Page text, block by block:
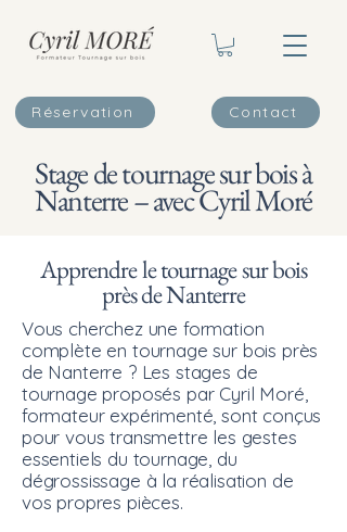
Contact
Réservation
Stage de tournage sur bois à
Nanterre – avec Cyril Moré
Apprendre le tournage sur bois
près de Nanterre
Vous cherchez une formation
complète en tournage sur bois près
de Nanterre ? Les stages de
tournage proposés par Cyril Moré,
formateur expérimenté, sont conçus
pour vous transmettre les gestes
essentiels du tournage, du
dégrossissage à la réalisation de
vos propres pièces.